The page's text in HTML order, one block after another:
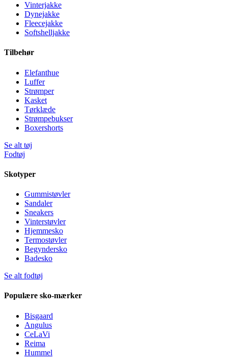
Vinterjakke
Dynejakke
Fleecejakke
Softshelljakke
Tilbehør
Elefanthue
Luffer
Strømper
Kasket
Tørklæde
Strømpebukser
Boxershorts
Se alt tøj
Fodtøj
Skotyper
Gummistøvler
Sandaler
Sneakers
Vinterstøvler
Hjemmesko
Termostøvler
Begyndersko
Badesko
Se alt fodtøj
Populære sko-mærker
Bisgaard
Angulus
CeLaVi
Reima
Hummel